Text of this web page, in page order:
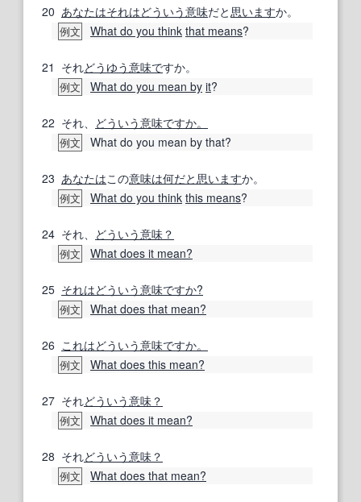
20 あなたはそれはどういう意味だと 思いますか。
例文 What do you think that means?
21 それどうゆう意味ですか。
例文 What do you mean by it?
22 それ、 どういう意味ですか。
例文 What do you mean by that?
23 あなたはこの意味は何だと 思いますか。
例文 What do you think this means?
24 それ、 どういう意味？
例文 What does it mean?
25 それはどういう意味ですか?
例文 What does that mean?
26 これはどういう意味ですか。
例文 What does this mean?
27 それどういう意味？
例文 What does it mean?
28 それどういう意味？
例文 What does that mean?